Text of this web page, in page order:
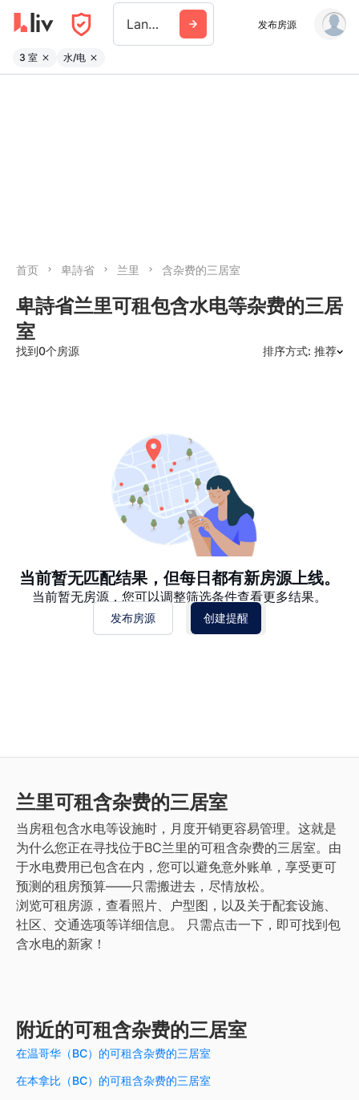
Langley 发布房源
3 室 水/电
首页 卑詩省 兰里 含杂费的三居室
卑詩省兰里可租包含水电等杂费的三居
室
找到0个房源 排序方式: 推荐
当前暂无匹配结果，但每日都有新房源上线。
当前暂无房源，您可以调整筛选条件查看更多结果。
发布房源 创建提醒
兰里可租含杂费的三居室
当房租包含水电等设施时，月度开销更容易管理。这就是
为什么您正在寻找位于BC兰里的可租含杂费的三居室。由
于水电费用已包含在内，您可以避免意外账单，享受更可
预测的租房预算——只需搬进去，尽情放松。
浏览可租房源，查看照片、户型图，以及关于配套设施、
社区、交通选项等详细信息。
只需点击一下，即可找到包
含水电的新家！
附近的可租含杂费的三居室
在温哥华（BC）的可租含杂费的三居室
在本拿比（BC）的可租含杂费的三居室